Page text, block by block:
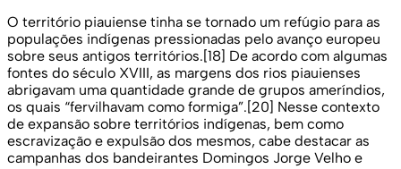
O território piauiense tinha se tornado um refúgio para as
populações indígenas pressionadas pelo avanço europeu
sobre seus antigos territórios.[18] De acordo com algumas
fontes do século XVIII, as margens dos rios piauienses
abrigavam uma quantidade grande de grupos ameríndios,
os quais “fervilhavam como formiga”.[20] Nesse contexto
de expansão sobre territórios indígenas, bem como
escravização e expulsão dos mesmos, cabe destacar as
campanhas dos bandeirantes Domingos Jorge Velho e